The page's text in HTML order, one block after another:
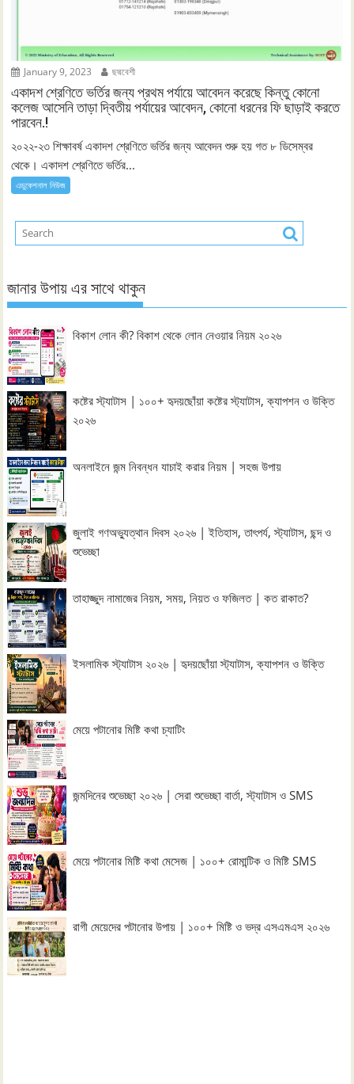
January 9, 2023 ছদ্মবেশী
একাদশ শ্রেণিতে ভর্তির জন্য প্রথম পর্যায়ে আবেদন করেছে কিন্তু কোনো
কলেজ আসেনি তাড়া দ্বিতীয় পর্যায়ের আবেদন, কোনো ধরনের ফি ছাড়াই করতে
পারবেন.!
২০২২-২৩ শিক্ষাবর্ষ একাদশ শ্রেণিতে ভর্তির জন্য আবেদন শুরু হয় গত ৮ ডিসেম্বর
থেকে। একাদশ শ্রেণিতে ভর্তির...
এডুকেশনাল নিউজ
জানার উপায় এর সাথে থাকুন
বিকাশ লোন কী? বিকাশ থেকে লোন নেওয়ার নিয়ম ২০২৬
কষ্টের স্ট্যাটাস | ১০০+ হৃদয়ছোঁয়া কষ্টের স্ট্যাটাস, ক্যাপশন ও উক্তি
২০২৬
অনলাইনে জন্ম নিবন্ধন যাচাই করার নিয়ম | সহজ উপায়
জুলাই গণঅভ্যুত্থান দিবস ২০২৬ | ইতিহাস, তাৎপর্য, স্ট্যাটাস, ছন্দ ও
শুভেচ্ছা
তাহাজ্জুদ নামাজের নিয়ম, সময়, নিয়ত ও ফজিলত | কত রাকাত?
ইসলামিক স্ট্যাটাস ২০২৬ | হৃদয়ছোঁয়া স্ট্যাটাস, ক্যাপশন ও উক্তি
মেয়ে পটানোর মিষ্টি কথা চ্যাটিং
জন্মদিনের শুভেচ্ছা ২০২৬ | সেরা শুভেচ্ছা বার্তা, স্ট্যাটাস ও SMS
মেয়ে পটানোর মিষ্টি কথা মেসেজ | ১০০+ রোমান্টিক ও মিষ্টি SMS
রাগী মেয়েদের পটানোর উপায় | ১০০+ মিষ্টি ও ভদ্র এসএমএস ২০২৬